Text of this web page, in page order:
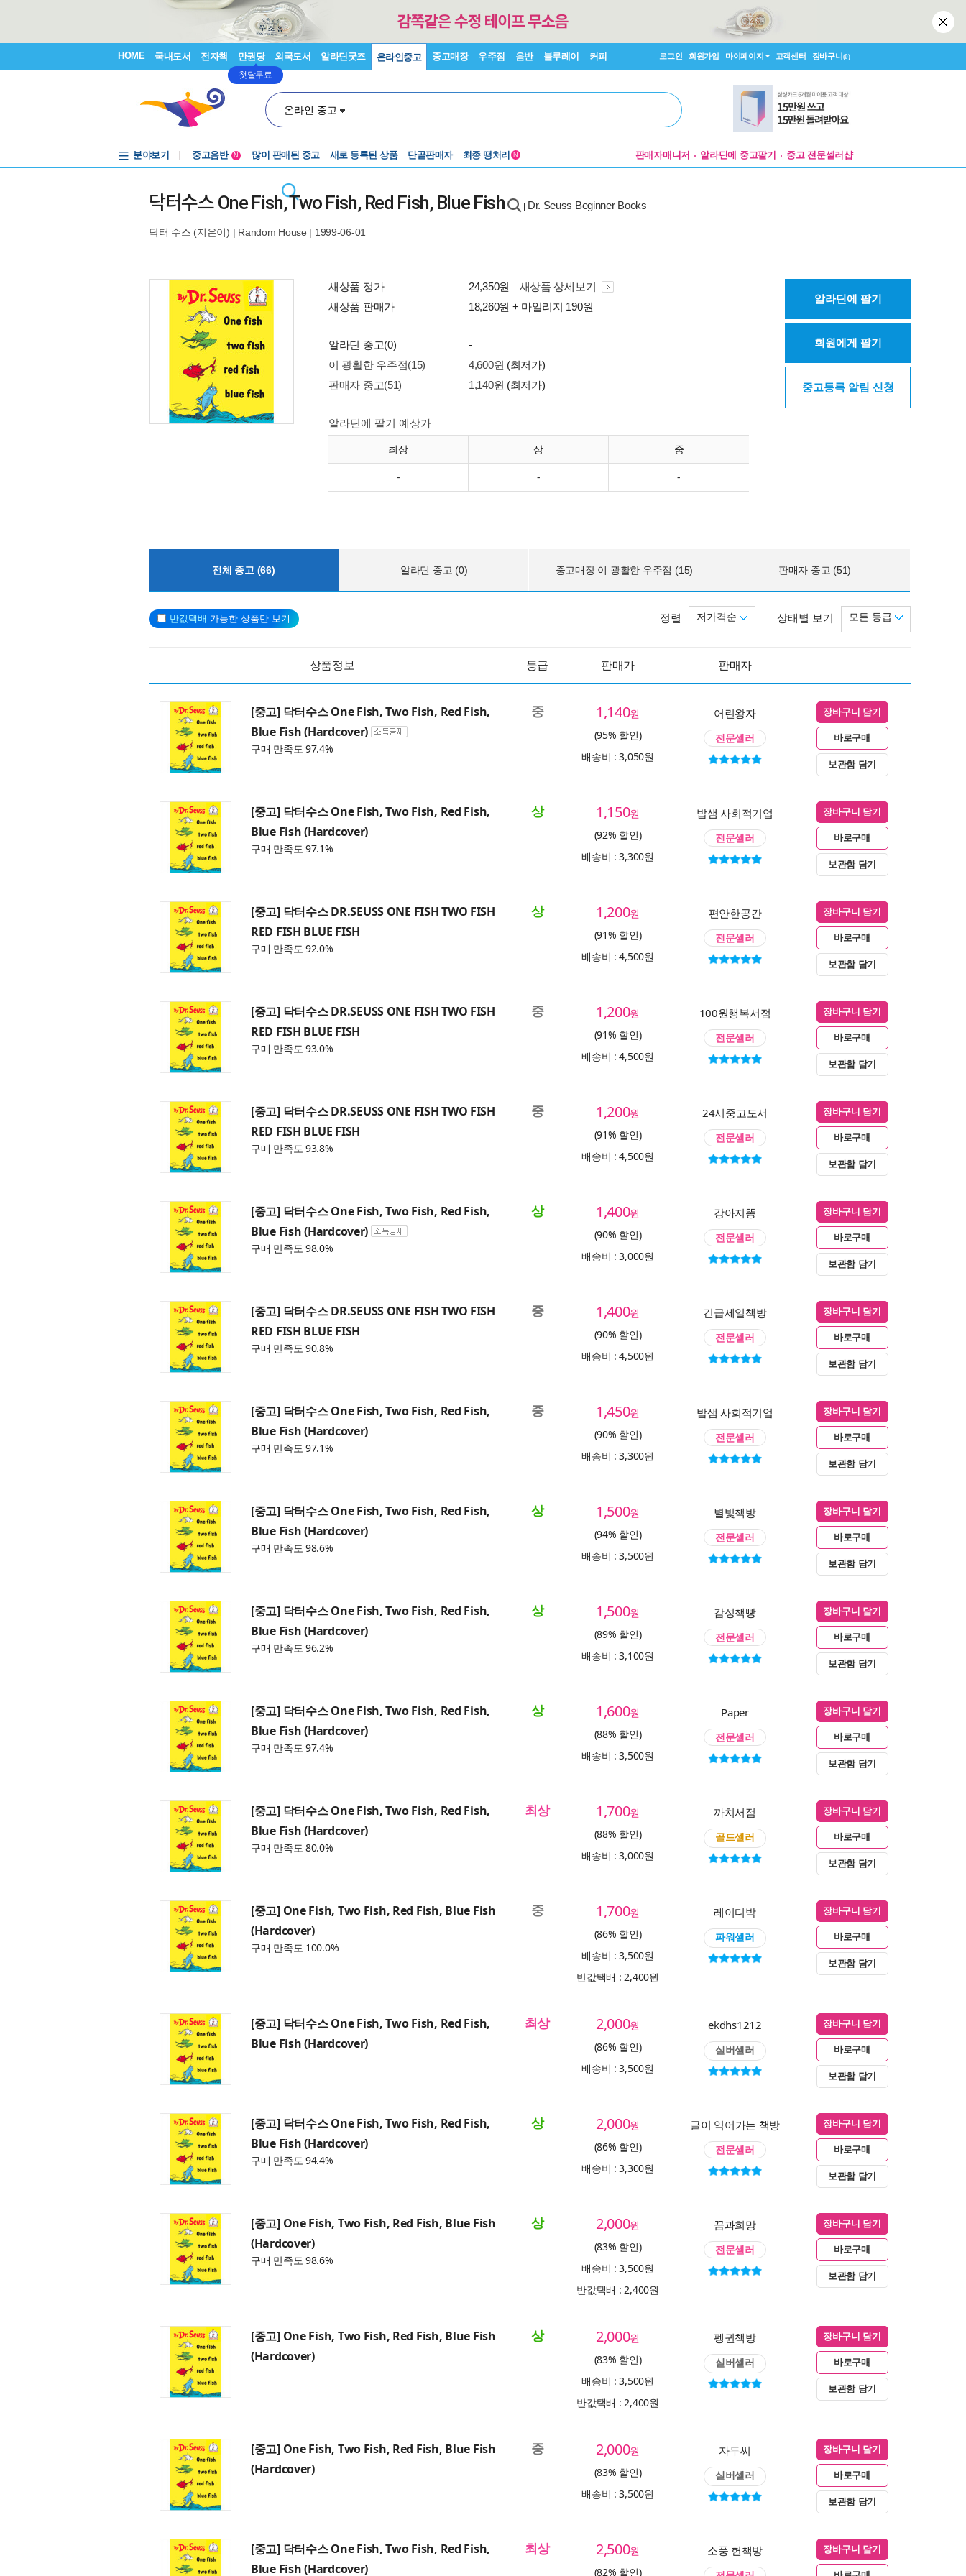
HOME 국내도서 전자책 만권당
첫달무료
외국도서 알라딘굿즈 온라인중고 중고매장 우주점 음반 블루레이 커피 로그인 회원가입 마이페이지 고객센터 장바구니(0)
온라인 중고
분야보기
중고음반
N 많이 판매된 중고 새로 등록된 상품 단골판매자 최종 땡처리 N 판매자매니저 알라딘에 중고팔기 중고 전문셀러샵
닥터수스 One Fish, Two Fish, Red Fish, Blue Fish Dr. Seuss Beginner Books
닥터 수스 (지은이) | Random House | 1999-06-01
새상품 정가 24,350원
새상품 상세보기
새상품 판매가
18,260원 + 마일리지 190원
알라딘 중고(0)
-
이 광활한 우주점(15)
4,600원 (최저가)
판매자 중고(51)
1,140원 (최저가)
알라딘에 팔기 예상가
최상 상 중
- - -
알라딘에 팔기
회원에게 팔기
중고등록 알림 신청
전체 중고 (66) 알라딘 중고 (0) 중고매장 이 광활한 우주점 (15) 판매자 중고 (51)
반값택배 가능한 상품만 보기 상태별 보기 모든 등급
정렬 저가격순
상품정보 등급 판매가 판매자
[중고] 닥터수스 One Fish, Two Fish, Red Fish,
Blue Fish (Hardcover)
구매 만족도 97.4%
중 1,140원
(95% 할인)
배송비 : 3,050원
어린왕자
전문셀러
장바구니 담기
바로구매
보관함 담기
[중고] 닥터수스 One Fish, Two Fish, Red Fish,
Blue Fish (Hardcover)
구매 만족도 97.1%
상 1,150원
(92% 할인)
배송비 : 3,300원
밥샘 사회적기업
전문셀러
장바구니 담기
바로구매
보관함 담기
[중고] 닥터수스 DR.SEUSS ONE FISH TWO FISH
RED FISH BLUE FISH
구매 만족도 92.0%
상 1,200원
(91% 할인)
배송비 : 4,500원
편안한공간
전문셀러
장바구니 담기
바로구매
보관함 담기
[중고] 닥터수스 DR.SEUSS ONE FISH TWO FISH
RED FISH BLUE FISH
구매 만족도 93.0%
중 1,200원
(91% 할인)
배송비 : 4,500원
100원행복서점
전문셀러
장바구니 담기
바로구매
보관함 담기
[중고] 닥터수스 DR.SEUSS ONE FISH TWO FISH
RED FISH BLUE FISH
구매 만족도 93.8%
중 1,200원
(91% 할인)
배송비 : 4,500원
24시중고도서
전문셀러
장바구니 담기
바로구매
보관함 담기
[중고] 닥터수스 One Fish, Two Fish, Red Fish,
Blue Fish (Hardcover)
구매 만족도 98.0%
상 1,400원
(90% 할인)
배송비 : 3,000원
강아지똥
전문셀러
장바구니 담기
바로구매
보관함 담기
[중고] 닥터수스 DR.SEUSS ONE FISH TWO FISH
RED FISH BLUE FISH
구매 만족도 90.8%
중 1,400원
(90% 할인)
배송비 : 4,500원
긴급세일책방
전문셀러
장바구니 담기
바로구매
보관함 담기
[중고] 닥터수스 One Fish, Two Fish, Red Fish,
Blue Fish (Hardcover)
구매 만족도 97.1%
중 1,450원
(90% 할인)
배송비 : 3,300원
밥샘 사회적기업
전문셀러
장바구니 담기
바로구매
보관함 담기
[중고] 닥터수스 One Fish, Two Fish, Red Fish,
Blue Fish (Hardcover)
구매 만족도 98.6%
상 1,500원
(94% 할인)
배송비 : 3,500원
별빛책방
전문셀러
장바구니 담기
바로구매
보관함 담기
[중고] 닥터수스 One Fish, Two Fish, Red Fish,
Blue Fish (Hardcover)
구매 만족도 96.2%
상 1,500원
(89% 할인)
배송비 : 3,100원
감성책빵
전문셀러
장바구니 담기
바로구매
보관함 담기
[중고] 닥터수스 One Fish, Two Fish, Red Fish,
Blue Fish (Hardcover)
구매 만족도 97.4%
상 1,600원
(88% 할인)
배송비 : 3,500원
Paper
전문셀러
장바구니 담기
바로구매
보관함 담기
[중고] 닥터수스 One Fish, Two Fish, Red Fish,
Blue Fish (Hardcover)
구매 만족도 80.0%
최상 1,700원
(88% 할인)
배송비 : 3,000원
까치서점
골드셀러
장바구니 담기
바로구매
보관함 담기
[중고] One Fish, Two Fish, Red Fish, Blue Fish
(Hardcover)
구매 만족도 100.0%
중 1,700원
(86% 할인)
배송비 : 3,500원
반값택배 : 2,400원
레이디박
파워셀러
장바구니 담기
바로구매
보관함 담기
[중고] 닥터수스 One Fish, Two Fish, Red Fish,
Blue Fish (Hardcover)
최상 2,000원
(86% 할인)
배송비 : 3,500원
ekdhs1212
실버셀러
장바구니 담기
바로구매
보관함 담기
[중고] 닥터수스 One Fish, Two Fish, Red Fish,
Blue Fish (Hardcover)
구매 만족도 94.4%
상 2,000원
(86% 할인)
배송비 : 3,300원
글이 익어가는 책방
전문셀러
장바구니 담기
바로구매
보관함 담기
[중고] One Fish, Two Fish, Red Fish, Blue Fish
(Hardcover)
구매 만족도 98.6%
상 2,000원
(83% 할인)
배송비 : 3,500원
반값택배 : 2,400원
꿈과희망
전문셀러
장바구니 담기
바로구매
보관함 담기
[중고] One Fish, Two Fish, Red Fish, Blue Fish
(Hardcover)
상 2,000원
(83% 할인)
배송비 : 3,500원
반값택배 : 2,400원
펭귄책방
실버셀러
장바구니 담기
바로구매
보관함 담기
[중고] One Fish, Two Fish, Red Fish, Blue Fish
(Hardcover)
중 2,000원
(83% 할인)
배송비 : 3,500원
자두씨
실버셀러
장바구니 담기
바로구매
보관함 담기
[중고] 닥터수스 One Fish, Two Fish, Red Fish,
Blue Fish (Hardcover)
최상 2,500원
(82% 할인)
소풍 헌책방 장바구니 담기